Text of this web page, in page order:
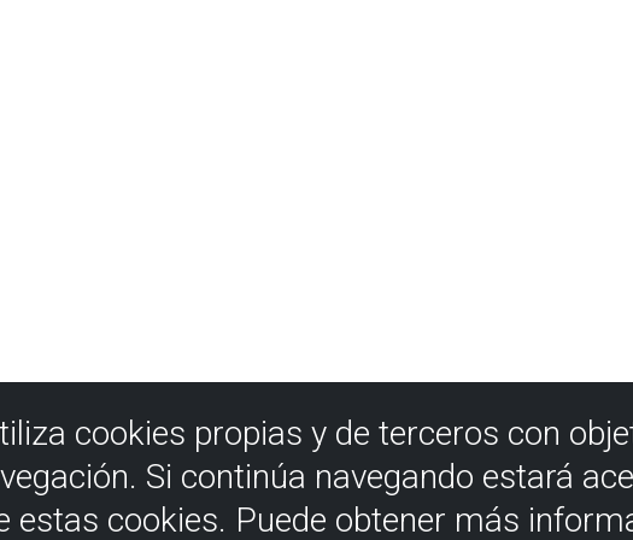
cookies propias y de terceros con
Si continúa navegando estará
estas cookies. Puede obtener más